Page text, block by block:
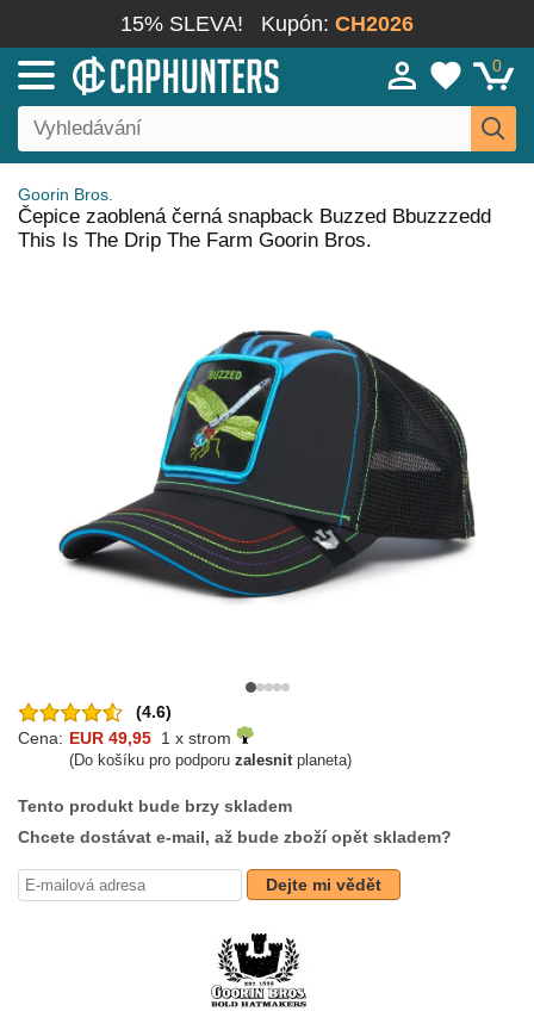
15% SLEVA! Kupón: CH2026
0
Goorin Bros.
Čepice zaoblená černá snapback Buzzed Bbuzzzedd
This Is The Drip The Farm Goorin Bros.
(4.6)
Cena: EUR 49,95 1 x strom
(Do košíku pro podporu zalesnitplaneta)
Tento produkt bude brzy skladem
Chcete dostávat e-mail, až bude zboží opět skladem?
Dejte mi vědět